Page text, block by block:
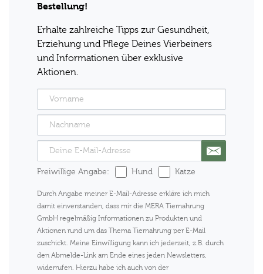
Bestellung!
Erhalte zahlreiche Tipps zur Gesundheit,
Erziehung und Pflege Deines Vierbeiners
und Informationen über exklusive
Aktionen.
Freiwillige Angabe: Hund Katze
Durch Angabe meiner E-Mail-Adresse erkläre ich mich
damit einverstanden, dass mir die MERA Tiernahrung
GmbH regelmäßig Informationen zu Produkten und
Aktionen rund um das Thema Tiernahrung per E-Mail
zuschickt. Meine Einwilligung kann ich jederzeit, z.B. durch
den Abmelde-Link am Ende eines jeden Newsletters,
widerrufen. Hierzu habe ich auch von der